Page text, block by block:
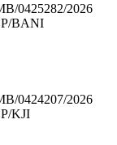
0425282/2026
BANI
0424207/2026
KJI